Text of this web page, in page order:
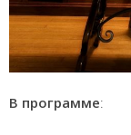
В программе: